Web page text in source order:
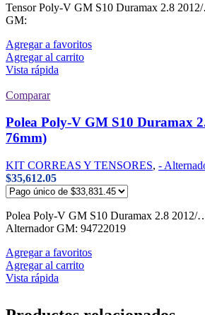
Tensor Poly-V GM S10 Duramax 2.8
GM:
Agregar a favoritos
Agregar al carrito
Vista rápida
Comparar
Polea Poly-V GM S10 Duramax
76mm)
KIT CORREAS Y TENSORES, -
$35,612.05
Polea Poly-V GM S10 Duramax 2.8 2012/
Alternador GM: 94722019
Agregar a favoritos
Agregar al carrito
Vista rápida